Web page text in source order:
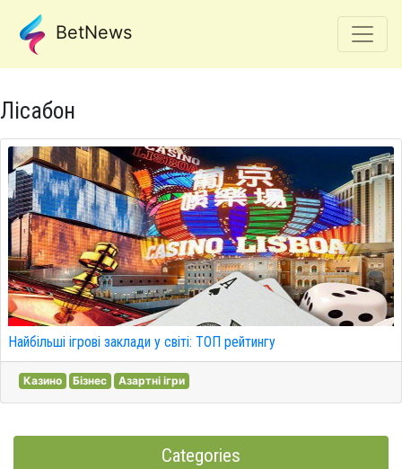
BetNews
Лісабон
Найбільші ігрові заклади у світі: ТОП рейтингу
Казино Бізнес Азартні ігри
Categories